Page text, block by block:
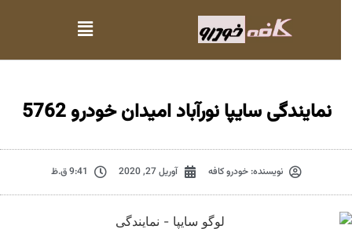
نمایندگی سایپا نورآباد امیدان خودرو 5762
نویسنده:خودرو کافه آوریل 27, 2020 9:41 ق.ظ